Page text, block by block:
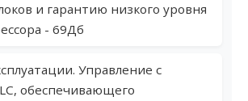
и гарантию низкого уровня
- 69Дб
Управление с
обеспечивающего